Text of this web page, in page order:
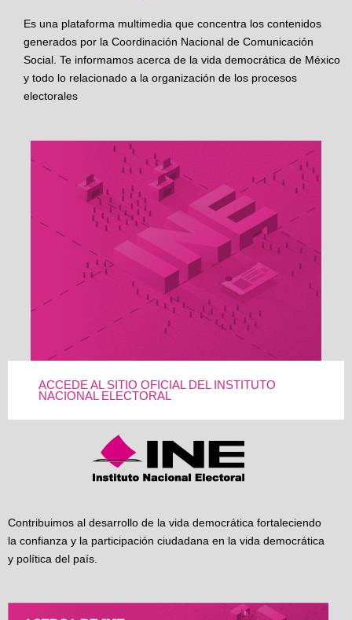
Es una plataforma multimedia que concentra los contenidos
generados por la Coordinación Nacional de Comunicación
Social. Te informamos acerca de la vida democrática de México
y todo lo relacionado a la organización de los procesos
electorales
ACCEDE AL SITIO OFICIAL DEL INSTITUTO
NACIONAL ELECTORAL
Contribuimos al desarrollo de la vida democrática fortaleciendo
la confianza y la participación ciudadana en la vida democrática
y política del país.